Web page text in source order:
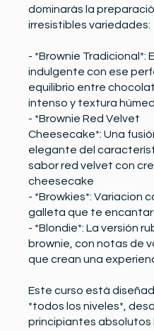
dominarás la
irresistibles variedades:
- *Brownie Tradicional*:
indulgente con ese
equilibrio entre
intenso y textura
- *Brownie Red Velvet
Cheesecake*: Una
elegante del
sabor red velvet con
cheesecake
- *Browkies*: Variacion
galleta que te
- *Blondie*: La versión
brownie, con notas de
que crean una
Este curso está
*todos los niveles*,
principiantes absolutos